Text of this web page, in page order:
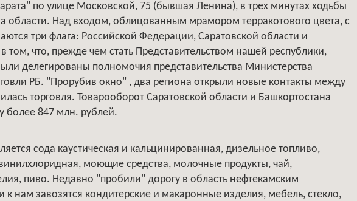
по улице Московской, 75 (бывшая Ленина), в трех минутах ходьбы
области. Над входом, облицованным мрамором терракотового цвета, с
три флага: Российской Федерации, Саратовской области и
том, что, прежде чем стать Представительством нашей республики,
делегированы полномочия представительства Министерства
РБ. "Прорубив окно" , два региона открыли новые контакты между
торговля. Товарооборот Саратовской области и Башкортостана
более 847 млн. рублей.
сода каустическая и кальцинированная, дизельное топливо,
моющие средства, молочные продукты, чай,
пиво. Недавно "пробили" дорогу в область нефтекамским
к нам завозятся кондитерские и макаронные изделия, мебель, стекло,